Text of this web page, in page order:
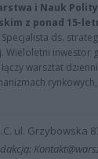
i Nauk
z ponad 15-
Specjalista ds.
Wieloletni inwestor
warsztat
ul. Grzybowska